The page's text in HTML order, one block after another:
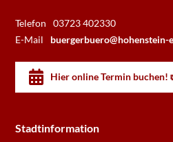
Telefon
03723 402330
E-Mail
buergerbuero@hohenstein-
Hier online Termin buchen!
Stadtinformation